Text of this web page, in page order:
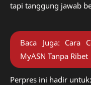
tapi tanggung jawab
Baca Juga: Cara
MyASN Tanpa Ribet
Perpres ini hadir untuk: